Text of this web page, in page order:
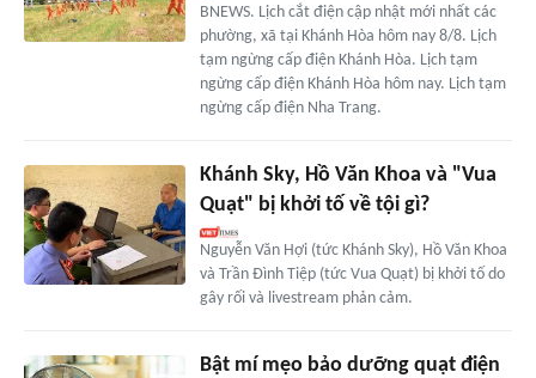
BNEWS. Lịch cắt điện cập nhật mới nhất các
phường, xã tại Khánh Hòa hôm nay 8/8. Lịch
tạm ngừng cấp điện Khánh Hòa. Lịch tạm
ngừng cấp điện Khánh Hòa hôm nay. Lịch tạm
ngừng cấp điện Nha Trang.
Khánh Sky, Hồ Văn Khoa và "Vua
Quạt" bị khởi tố về tội gì?
Nguyễn Văn Hợi (tức Khánh Sky), Hồ Văn Khoa
và Trần Đình Tiệp (tức Vua Quạt) bị khởi tố do
gây rối và livestream phản cảm.
Bật mí mẹo bảo dưỡng quạt điện